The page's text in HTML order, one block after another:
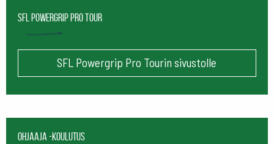
SFL Powergrip Pro Tour
SFL Powergrip Pro Tourin sivustolle
Ohjaaja -koulutus